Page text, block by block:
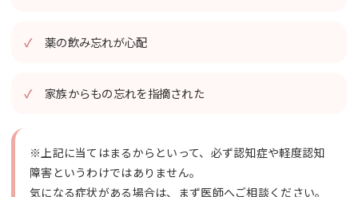
薬の飲み忘れが心配
家族からもの忘れを指摘された
※上記に当てはまるからといって、必ず認知症や軽度認知
障害というわけではありません。
気になる症状がある場合は、まず医師へご相談ください。